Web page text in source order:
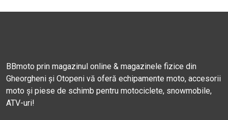
BBmoto prin magazinul online & magazinele fizice din
Gheorgheni și Otopeni vă oferă echipamente moto, accesorii
moto și piese de schimb pentru motociclete, snowmobile,
ATV-uri!